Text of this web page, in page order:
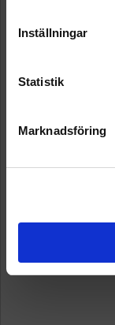
Inställningar
Statistik
Marknadsföring